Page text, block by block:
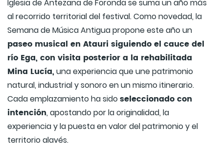
Iglesia de Antezana de Foronda se suma un año más
al recorrido territorial del festival. Como novedad, la
Semana de Música Antigua propone este año un
paseo musical en Atauri siguiendo el cauce del
río Ega, con visita posterior a la rehabilitada
Mina Lucía,una experiencia que une patrimonio
natural, industrial y sonoro en un mismo itinerario.
Cada emplazamiento ha sidoseleccionado con
intención, apostando por la originalidad, la
experiencia y la puesta en valor del patrimonio y el
territorio alavés.